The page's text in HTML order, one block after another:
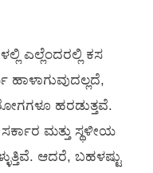
ಎಲ್ಲೆಂದರಲ್ಲಿ ಕಸ
ಹರಡುತ್ತವೆ.
ಸರ್ಕಾರ ಮತ್ತು ಸ್ಥಳೀಯ
ಆದರೆ, ಬಹಳಷ್ಟು